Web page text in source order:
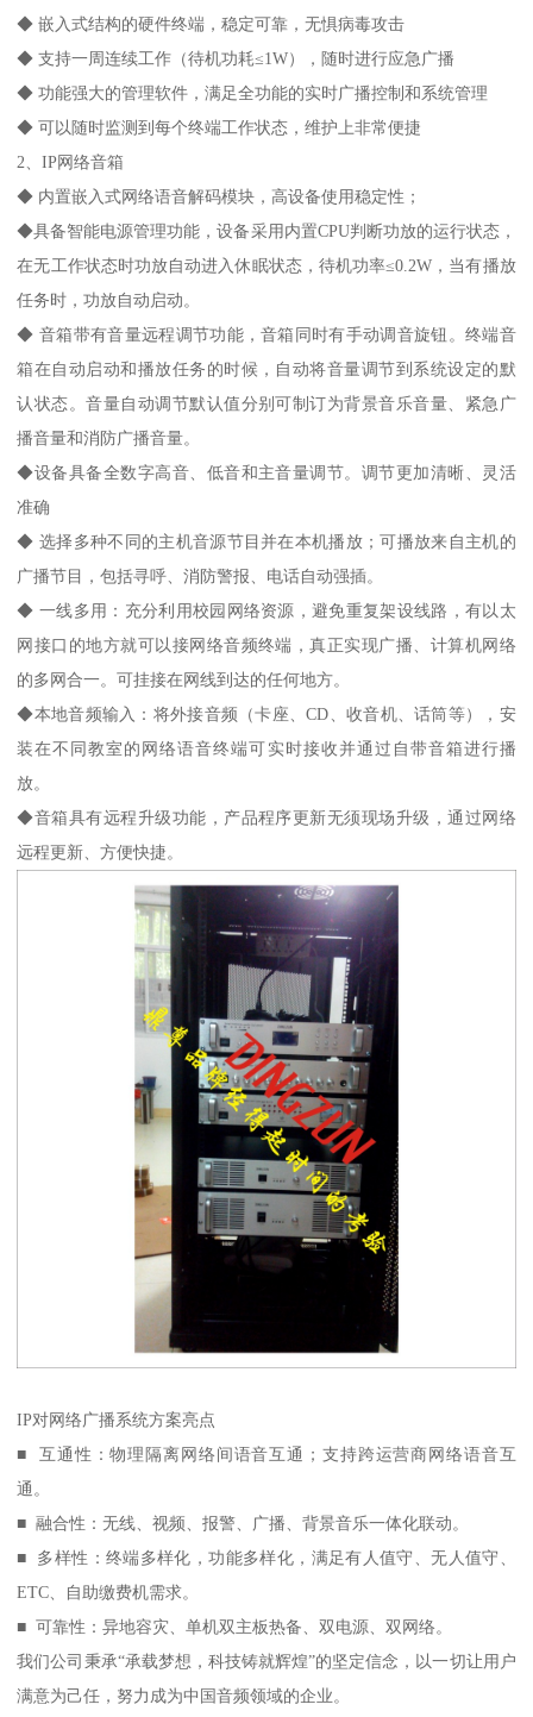
◆ 嵌入式结构的硬件终端，稳定可靠，无惧病毒攻击
◆ 支持一周连续工作（待机功耗≤1W），随时进行应急广播
◆ 功能强大的管理软件，满足全功能的实时广播控制和系统管理
◆ 可以随时监测到每个终端工作状态，维护上非常便捷
2、IP网络音箱
◆ 内置嵌入式网络语音解码模块，高设备使用稳定性；
◆具备智能电源管理功能，设备采用内置CPU判断功放的运行状态，
在无工作状态时功放自动进入休眠状态，待机功率≤0.2W，当有播放
任务时，功放自动启动。
◆ 音箱带有音量远程调节功能，音箱同时有手动调音旋钮。终端音
箱在自动启动和播放任务的时候，自动将音量调节到系统设定的默
认状态。音量自动调节默认值分别可制订为背景音乐音量、紧急广
播音量和消防广播音量。
◆设备具备全数字高音、低音和主音量调节。调节更加清晰、灵活
准确
◆ 选择多种不同的主机音源节目并在本机播放；可播放来自主机的
广播节目，包括寻呼、消防警报、电话自动强插。
◆ 一线多用：充分利用校园网络资源，避免重复架设线路，有以太
网接口的地方就可以接网络音频终端，真正实现广播、计算机网络
的多网合一。可挂接在网线到达的任何地方。
◆本地音频输入：将外接音频（卡座、CD、收音机、话筒等），安
装在不同教室的网络语音终端可实时接收并通过自带音箱进行播
放。
◆音箱具有远程升级功能，产品程序更新无须现场升级，通过网络
远程更新、方便快捷。
IP对网络广播系统方案亮点
■ 互通性：物理隔离网络间语音互通；支持跨运营商网络语音互
通。
■ 融合性：无线、视频、报警、广播、背景音乐一体化联动。
■ 多样性：终端多样化，功能多样化，满足有人值守、无人值守、
ETC、自助缴费机需求。
■ 可靠性：异地容灾、单机双主板热备、双电源、双网络。
我们公司秉承“承载梦想，科技铸就辉煌”的坚定信念，以一切让用户
满意为己任，努力成为中国音频领域的企业。